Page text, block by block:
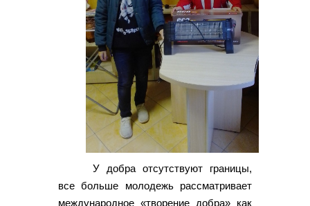
У добра отсутствуют границы,
все больше молодежь рассматривает
международное «творение добра» как